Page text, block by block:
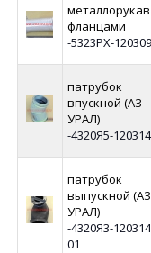
металлорукав
фланцами
-5323РХ-
патрубок
впускной (АЗ
УРАЛ)
-4320Я5-
патрубок
выпускной (АЗ
УРАЛ)
-4320Я3-
01